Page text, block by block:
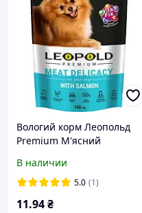
Вологий корм Леопольд
Premium М'ясний
лососем 100г
В наличии
5.0 (1)
11.94₴